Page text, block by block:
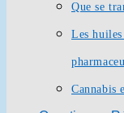
Que se
Les huiles
Cannabis